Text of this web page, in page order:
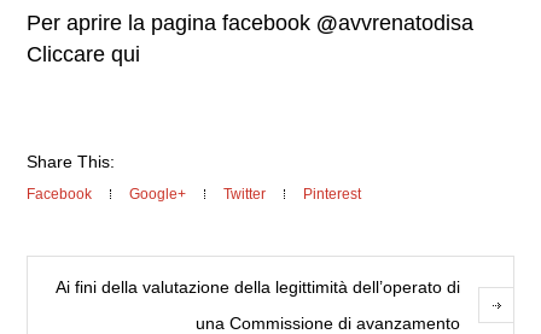
Per aprire la pagina facebook @avvrenatodisa
Cliccare qui
Share This:
Facebook Google+ Twitter Pinterest
Ai fini della valutazione della legittimità dell’operato di
una Commissione di avanzamento